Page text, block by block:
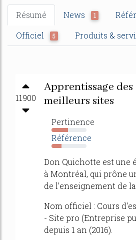
Résumé News 1
Officiel 5 Produits &
11900
Apprentissage des
meilleurs sites
Pertinence
47%
Référence
28%
Don Quichotte est une
à Montréal, qui prône
de l'enseignement de la
Nom officiel : Cours
- Site pro (Entreprise
depuis 1 an (2016).